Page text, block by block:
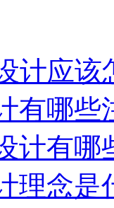
计应该
有哪些
计有哪
理念是